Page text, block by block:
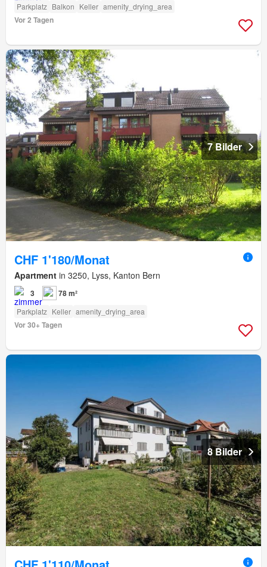
Parkplatz Balkon Keller amenity_drying_area
Vor 2 Tagen
7 Bilder
CHF 1'180/Monat
Apartment in 3250, Lyss, Kanton Bern
3 78 m²
Parkplatz Keller amenity_drying_area
Vor 30+ Tagen
8 Bilder